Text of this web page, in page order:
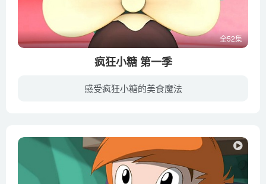
全52集
疯狂小糖 第一季
感受疯狂小糖的美食魔法